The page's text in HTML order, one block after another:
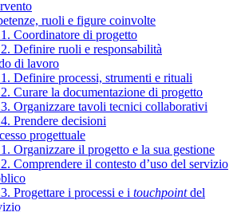
ruoli e figure coinvolte
Coordinatore di progetto
Definire ruoli e responsabilità
di lavoro
Definire processi, strumenti e rituali
Curare la documentazione di progetto
Organizzare tavoli tecnici collaborativi
Prendere decisioni
progettuale
Organizzare il progetto e la sua gestione
Comprendere il contesto d’uso del servizio
Progettare i processi e i touchpointdel